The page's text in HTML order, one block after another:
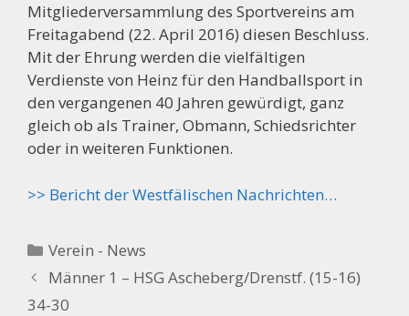
Mitgliederversammlung des Sportvereins am
Freitagabend (22. April 2016) diesen Beschluss.
Mit der Ehrung werden die vielfältigen
Verdienste von Heinz für den Handballsport in
den vergangenen 40 Jahren gewürdigt, ganz
gleich ob als Trainer, Obmann, Schiedsrichter
oder in weiteren Funktionen.
>> Bericht der Westfälischen Nachrichten…
Kategorien
Verein - News
Männer 1 – HSG Ascheberg/Drenstf. (15-16)
34-30